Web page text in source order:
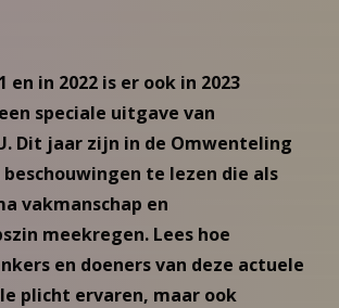
en in 2022 is er ook in 2023
speciale uitgave van
Dit jaar zijn in de Omwenteling
te lezen die als
vakmanschap en
meekregen. Lees hoe
en doeners van deze actuele
plicht ervaren, maar ook